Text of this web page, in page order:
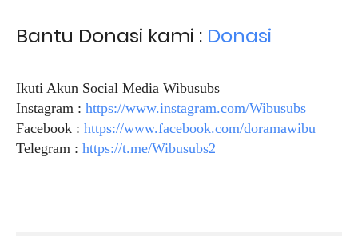
Bantu Donasi kami : Donasi
Ikuti Akun Social Media Wibusubs
Instagram : https://www.instagram.com/Wibusubs
Facebook : https://www.facebook.com/doramawibu
Telegram : https://t.me/Wibusubs2